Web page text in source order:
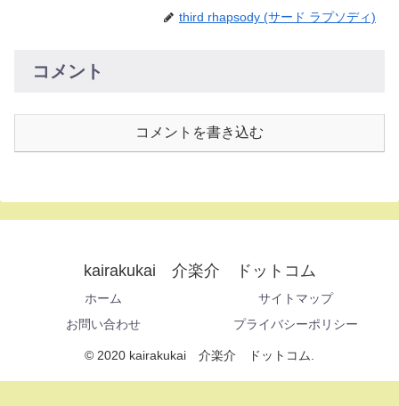
third rhapsody (サード ラプソディ)
コメント
コメントを書き込む
kairakukai 介楽介 ドットコム
ホーム
サイトマップ
お問い合わせ
プライバシーポリシー
© 2020 kairakukai 介楽介 ドットコム.